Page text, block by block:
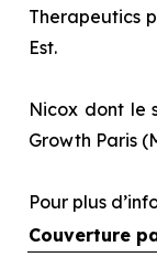
Therapeutics
Est.
Nicox dont le
Growth Paris
Pour plus
Couverture